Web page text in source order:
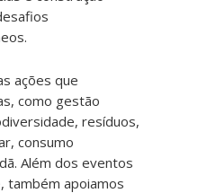
ações que
como gestão
resíduos,
consumo
Além dos eventos
também apoiamos